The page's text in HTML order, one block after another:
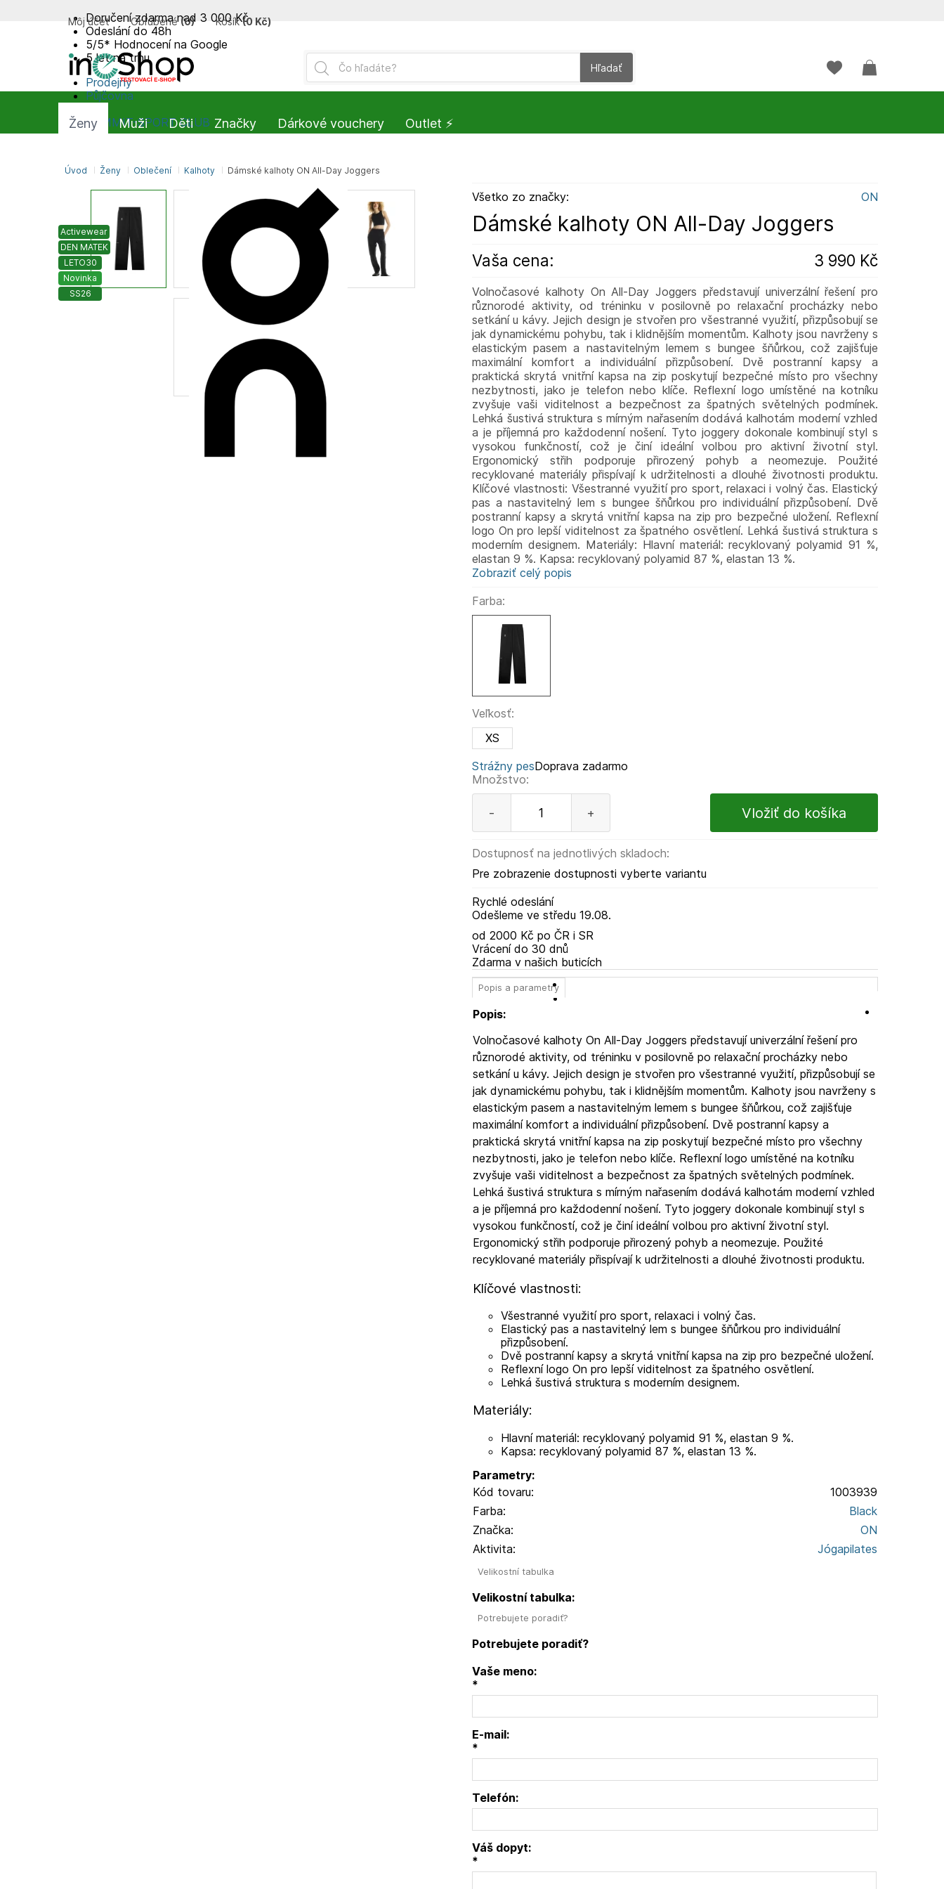
Activewear
DEN MATEK
LETO30
Novinka
SS26
Všetko zo značky: ON
Dámské kalhoty ON All-Day Joggers
Vaša cena: 3 990 Kč
Volnočasové kalhoty On All-Day Joggers představují univerzální řešení pro
různorodé aktivity, od tréninku v posilovně po relaxační procházky nebo
setkání u kávy. Jejich design je stvořen pro všestranné využití, přizpůsobují se
jak dynamickému pohybu, tak i klidnějším momentům. Kalhoty jsou navrženy s
elastickým pasem a nastavitelným lemem s bungee šňůrkou, což zajišťuje
maximální komfort a individuální přizpůsobení. Dvě postranní kapsy a
praktická skrytá vnitřní kapsa na zip poskytují bezpečné místo pro všechny
nezbytnosti, jako je telefon nebo klíče. Reflexní logo umístěné na kotníku
zvyšuje vaši viditelnost a bezpečnost za špatných světelných podmínek.
Lehká šustivá struktura s mírným nařasením dodává kalhotám moderní vzhled
a je příjemná pro každodenní nošení. Tyto joggery dokonale kombinují styl s
vysokou funkčností, což je činí ideální volbou pro aktivní životní styl.
Ergonomický střih podporuje přirozený pohyb a neomezuje. Použité
recyklované materiály přispívají k udržitelnosti a dlouhé životnosti produktu.
Klíčové vlastnosti: Všestranné využití pro sport, relaxaci i volný čas. Elastický
pas a nastavitelný lem s bungee šňůrkou pro individuální přizpůsobení. Dvě
postranní kapsy a skrytá vnitřní kapsa na zip pro bezpečné uložení. Reflexní
logo On pro lepší viditelnost za špatného osvětlení. Lehká šustivá struktura s
moderním designem. Materiály: Hlavní materiál: recyklovaný polyamid 91 %,
elastan 9 %. Kapsa: recyklovaný polyamid 87 %, elastan 13 %.
Zobraziť celý popis
Farba:
Veľkosť:
XS
Strážny pes
Množstvo:
- +
Dostupnosť na jednotlivých skladoch:
Pre zobrazenie dostupnosti vyberte variantu
Rychlé odeslání
Odešleme ve středu 19.08.
Doprava zadarmo
od 2000 Kč po ČR i SR
Vrácení do 30 dnů
Zdarma v našich buticích
Popis a parametry
Popis:
Volnočasové kalhoty On All-Day Joggers představují univerzální řešení pro
různorodé aktivity, od tréninku v posilovně po relaxační procházky nebo
setkání u kávy. Jejich design je stvořen pro všestranné využití, přizpůsobují se
jak dynamickému pohybu, tak i klidnějším momentům. Kalhoty jsou navrženy s
elastickým pasem a nastavitelným lemem s bungee šňůrkou, což zajišťuje
maximální komfort a individuální přizpůsobení. Dvě postranní kapsy a
praktická skrytá vnitřní kapsa na zip poskytují bezpečné místo pro všechny
nezbytnosti, jako je telefon nebo klíče. Reflexní logo umístěné na kotníku
zvyšuje vaši viditelnost a bezpečnost za špatných světelných podmínek.
Lehká šustivá struktura s mírným nařasením dodává kalhotám moderní vzhled
a je příjemná pro každodenní nošení. Tyto joggery dokonale kombinují styl s
vysokou funkčností, což je činí ideální volbou pro aktivní životní styl.
Ergonomický střih podporuje přirozený pohyb a neomezuje. Použité
recyklované materiály přispívají k udržitelnosti a dlouhé životnosti produktu.
Klíčové vlastnosti:
Všestranné využití pro sport, relaxaci i volný čas.
Elastický pas a nastavitelný lem s bungee šňůrkou pro individuální
přizpůsobení.
Dvě postranní kapsy a skrytá vnitřní kapsa na zip pro bezpečné uložení.
Reflexní logo On pro lepší viditelnost za špatného osvětlení.
Lehká šustivá struktura s moderním designem.
Materiály:
Hlavní materiál: recyklovaný polyamid 91 %, elastan 9 %.
Kapsa: recyklovaný polyamid 87 %, elastan 13 %.
Parametry:
Kód tovaru:
1003939
Farba:
Black
Značka:
ON
Aktivita:
Jógapilates
Velikostní tabulka
Velikostní tabulka:
Potrebujete poradiť?
Potrebujete poradiť?
Vaše meno:
*
E-mail:
*
Telefón:
Váš dopyt:
*
Doručení zdarma nad 3 000 Kč
Odeslání do 48h
5/5* Hodnocení na Google
5 let na trhu
Prodejny
Půjčovna
SUMMIT-SPORT CLUB
Hľadať
Môj účet Obľúbené (0) Košík (0 Kč)
Úvod Ženy Oblečení Kalhoty Dámské kalhoty ON All-Day Joggers
Ženy Muži Děti Značky Dárkové vouchery Outlet ⚡️